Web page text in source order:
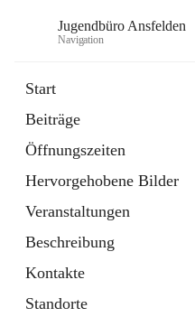
Jugendbüro Ansfelden
Navigation
Start
Beiträge
Öffnungszeiten
Hervorgehobene Bilder
Veranstaltungen
Beschreibung
Kontakte
Standorte